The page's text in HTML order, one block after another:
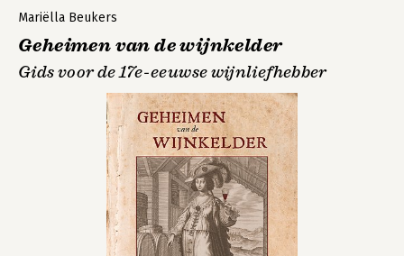
Mariëlla Beukers
Geheimen van de wijnkelder
Gids voor de 17e-eeuwse wijnliefhebber